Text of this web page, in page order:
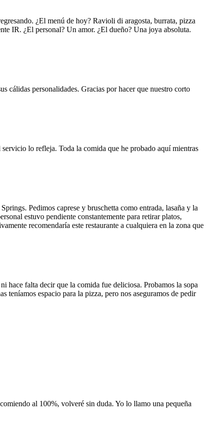
¿El menú de hoy? Ravioli di aragosta, burrata, pizza
IR. ¿El personal? Un amor. ¿El dueño? Una joya absoluta.
cálidas personalidades. Gracias por hacer que nuestro corto
lo refleja. Toda la comida que he probado aquí mientras
Pedimos caprese y bruschetta como entrada, lasaña y la
estuvo pendiente constantemente para retirar platos,
recomendaría este restaurante a cualquiera en la zona que
hace falta decir que la comida fue deliciosa. Probamos la sopa
teníamos espacio para la pizza, pero nos aseguramos de pedir
al 100%, volveré sin duda. Yo lo llamo una pequeña